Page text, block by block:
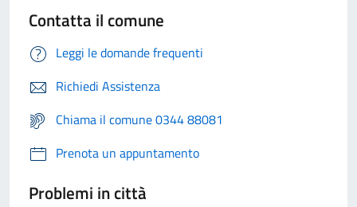
Contatta il comune
Leggi le domande frequenti
Richiedi Assistenza
Chiama il comune 0344 88081
Prenota un appuntamento
Problemi in città